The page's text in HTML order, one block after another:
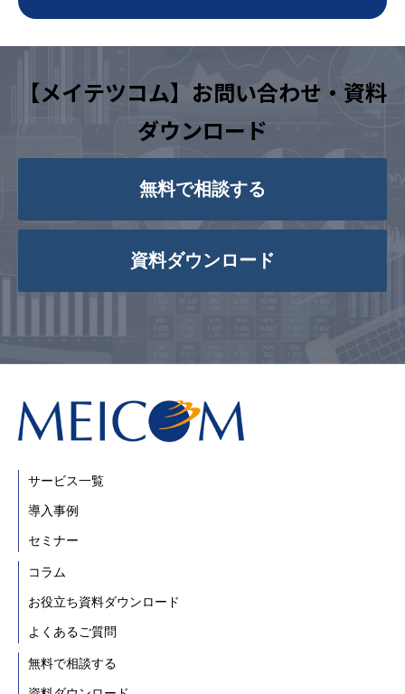
【メイテツコム】お問い合わせ・資料
ダウンロード
無料で相談する
資料ダウンロード
サービス一覧
導入事例
セミナー
コラム
お役立ち資料ダウンロード
よくあるご質問
無料で相談する